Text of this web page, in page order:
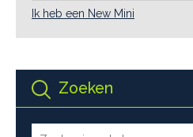
Zoeken
Ik heb een New Mini